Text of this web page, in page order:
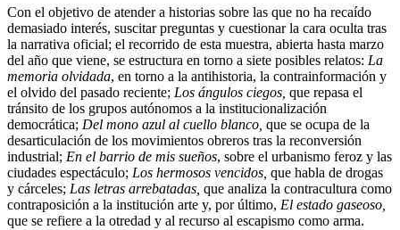
Con el objetivo de atender a historias sobre las que no ha recaído
demasiado interés, suscitar preguntas y cuestionar la cara oculta tras
la narrativa oficial; el recorrido de esta muestra, abierta hasta marzo
del año que viene, se estructura en torno a siete posibles relatos: La
memoria olvidada, en torno a la antihistoria, la contrainformación y
el olvido del pasado reciente; Los ángulos ciegos, que repasa el
tránsito de los grupos autónomos a la institucionalización
democrática; Del mono azul al cuello blanco, que se ocupa de la
desarticulación de los movimientos obreros tras la reconversión
industrial; En el barrio de mis sueños, sobre el urbanismo feroz y las
ciudades espectáculo; Los hermosos vencidos, que habla de drogas
y cárceles; Las letras arrebatadas, que analiza la contracultura como
contraposición a la institución arte y, por último, El estado gaseoso,
que se refiere a la otredad y al recurso al escapismo como arma.